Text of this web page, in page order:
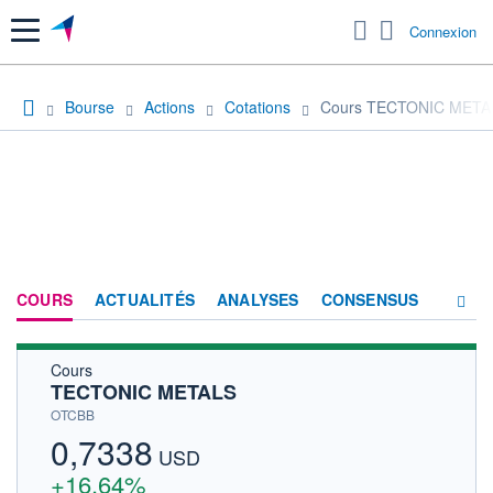
Menu Connexion
Bourse Actions Cotations Cours TECTONIC
COURS ACTUALITÉS ANALYSES CONSENSUS
Cours
TECTONIC METALS
OTCBB
0,7338 USD
+16,64%